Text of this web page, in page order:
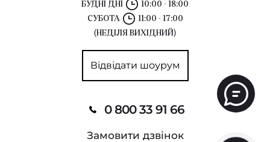
БУДНІ ДНІ
10:00 - 18:00
СУБОТА
11:00 - 17:00
(НЕДІЛЯ ВИХІДНИЙ)
Відвідати шоурум
0 800 33 91 66
Замовити дзвінок